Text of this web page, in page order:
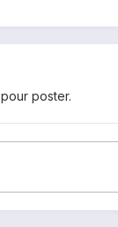
pour poster.